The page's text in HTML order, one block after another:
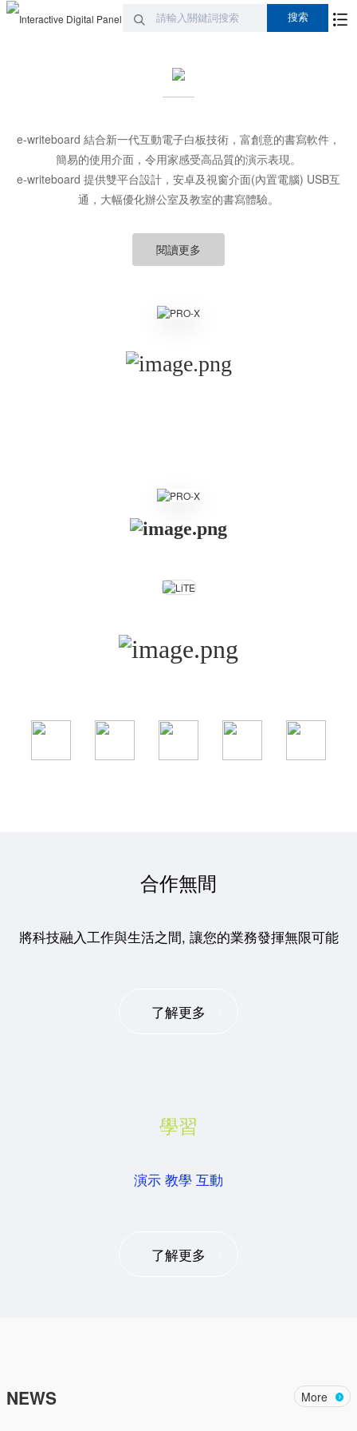
e-writeboard 結合新一代互動電子白板技術，富創意的書寫軟件，
簡易的使用介面，令用家感受高品質的演示表現。
e-writeboard 提供雙平台設計，安卓及視窗介面(內置電腦) USB互
通，大幅優化辦公室及教室的書寫體驗。
閱讀更多
合作無間
將科技融入工作與生活之間, 讓您的業務發揮無限可能
了解更多
學習
演示 教學 互動
了解更多
NEWS More